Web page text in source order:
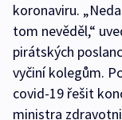
koronaviru.
tom nevěděl,“
pirátských
vyčiní kolegům.
covid-19 řešit
ministra